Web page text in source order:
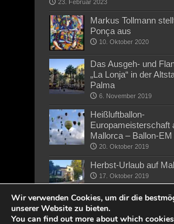
23. Februar 2023
Markus Tollmann
Ponça aus
10. Oktober 2020
Das Ausgeh- und
„La Lonja“ in der
Palma
6. November 2019
Heißluftballon-
Europameisterschaft
Mallorca – Ballon-
20. Oktober 2019
Herbst-Urlaub auf
17. Oktober 2019
Wir verwenden Cookies, um dir die
unserer Website zu bieten.
You can find out more about which